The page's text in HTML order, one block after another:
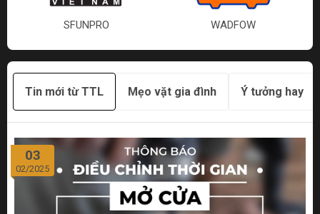
SFUNPRO WADFOW
Tin mới từ TTL Mẹo vặt gia đình Ý tưởng hay
03
02/2025